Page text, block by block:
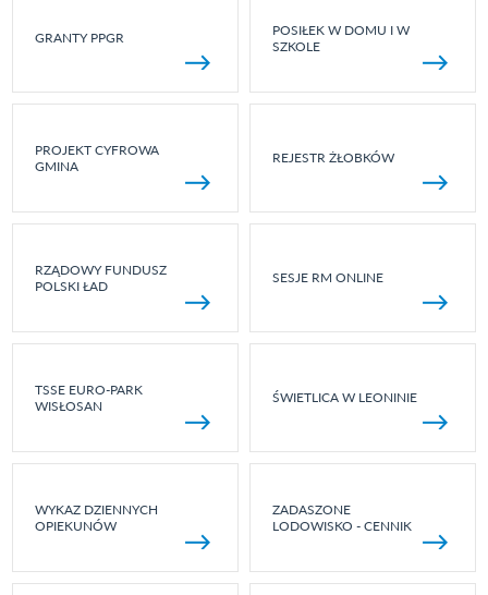
GRANTY PPGR
POSIŁEK W DOMU I W
SZKOLE
PROJEKT CYFROWA
GMINA
REJESTR ŻŁOBKÓW
RZĄDOWY FUNDUSZ
POLSKI ŁAD
SESJE RM ONLINE
TSSE EURO-PARK
WISŁOSAN
ŚWIETLICA W LEONINIE
WYKAZ DZIENNYCH
OPIEKUNÓW
ZADASZONE
LODOWISKO - CENNIK